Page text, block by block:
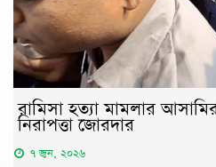
রামিসা হত্যা মামলার
নিরাপত্তা জোরদার
৭ জুন, ২০২৬